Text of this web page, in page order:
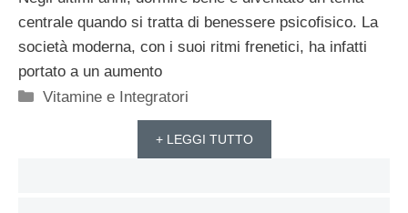
centrale quando si tratta di benessere psicofisico. La
società moderna, con i suoi ritmi frenetici, ha infatti
portato a un aumento
Categorie
Vitamine e Integratori
+ LEGGI TUTTO